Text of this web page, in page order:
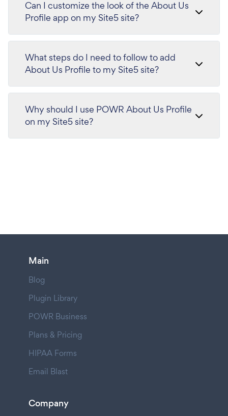
Can I customize the look of the About Us
Profile app on my Site5 site?
What steps do I need to follow to add
About Us Profile to my Site5 site?
Why should I use POWR About Us Profile
on my Site5 site?
Main
Blog
Plugin Library
POWR Business
Plans & Pricing
HIPAA Forms
Email Blast
Company